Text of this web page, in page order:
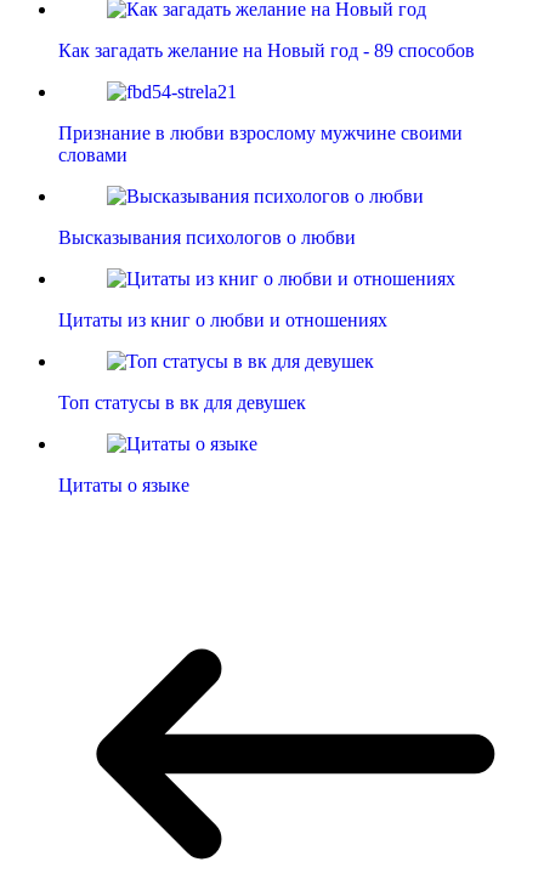
Как загадать желание на Новый год - 89 способов
Признание в любви взрослому мужчине своими
словами
Высказывания психологов о любви
Цитаты из книг о любви и отношениях
Топ статусы в вк для девушек
Цитаты о языке